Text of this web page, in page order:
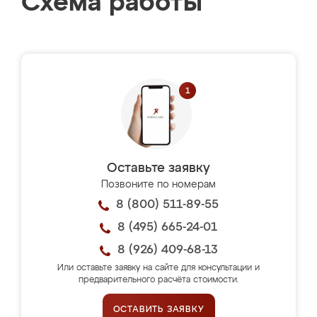
Оставьте заявку
Позвоните по номерам
8 (800) 511-89-55
8 (495) 665-24-01
8 (926) 409-68-13
Или оставьте заявку на сайте для консультации и
предварительного расчёта стоимости.
ОСТАВИТЬ ЗАЯВКУ